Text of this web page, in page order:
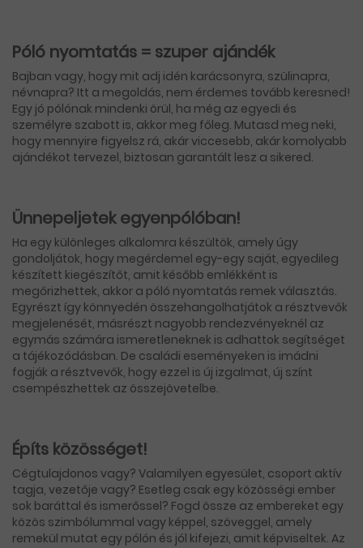
Póló nyomtatás = szuper ajándék
Bajban vagy, hogy mit adj idén karácsonyra, szülinapra,
névnapra? Itt a megoldás, nem érdemes tovább keresned!
Egy jó pólónak mindenki örül, ha még az egyedi és
személyre szabott is, akkor meg főleg. Mutasd meg neki,
hogy mennyire figyelsz rá, akár viccesebb, akár komolyabb
ajándékot tervezel, biztosan garantált lesz a sikered.
Ünnepeljetek egyenpólóban!
Ha egy különleges alkalomra készültök, amely úgy
gondoljátok, hogy megérdemel egy-egy saját, egyedileg
készített kiegészítőt, amit később emlékként is
megőrizhettek, akkor a póló nyomtatás remek választás.
Egyrészt így könnyedén összehangolhatjátok a résztvevők
megjelenését, másrészt nagyobb rendezvényeknél az
egymás számára ismeretleneknek is adhattok segítséget
a tájékozódásban. De családi eseményeken is imádni
fogják a résztvevők, hogy ezzel is új izgalmat, új színt
csempészhettek az összejövetelbe.
Építs közösséget!
Cégtulajdonos vagy? Valamilyen egyesület, csoport aktív
tagja, vezetője vagy? Esetleg csak egy közösségi ember
sok baráttal és ismerőssel? Fogd össze az embereket egy
közös szimbólummal vagy képpel, szöveggel, amely
remekül mutat egy pólón és jól kifejezi, amit képviseltek. Az